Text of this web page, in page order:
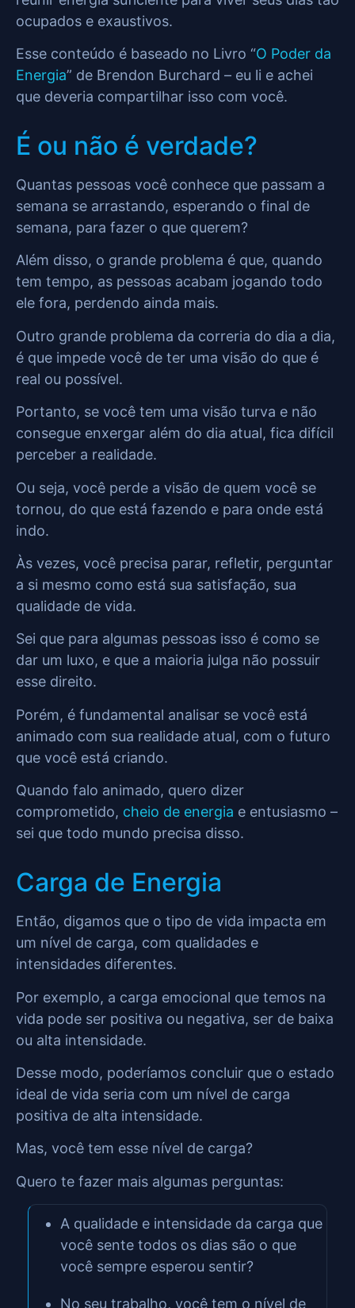
ocupados e exaustivos.
Esse conteúdo é baseado no Livro “O Poder da
Energia” de Brendon Burchard – eu li e achei
que deveria compartilhar isso com você.
É ou não é verdade?
Quantas pessoas você conhece que passam a
semana se arrastando, esperando o final de
semana, para fazer o que querem?
Além disso, o grande problema é que, quando
tem tempo, as pessoas acabam jogando todo
ele fora, perdendo ainda mais.
Outro grande problema da correria do dia a dia,
é que impede você de ter uma visão do que é
real ou possível.
Portanto, se você tem uma visão turva e não
consegue enxergar além do dia atual, fica difícil
perceber a realidade.
Ou seja, você perde a visão de quem você se
tornou, do que está fazendo e para onde está
indo.
Às vezes, você precisa parar, refletir, perguntar
a si mesmo como está sua satisfação, sua
qualidade de vida.
Sei que para algumas pessoas isso é como se
dar um luxo, e que a maioria julga não possuir
esse direito.
Porém, é fundamental analisar se você está
animado com sua realidade atual, com o futuro
que você está criando.
Quando falo animado, quero dizer
comprometido, cheio de energia e entusiasmo –
sei que todo mundo precisa disso.
Carga de Energia
Então, digamos que o tipo de vida impacta em
um nível de carga, com qualidades e
intensidades diferentes.
Por exemplo, a carga emocional que temos na
vida pode ser positiva ou negativa, ser de baixa
ou alta intensidade.
Desse modo, poderíamos concluir que o estado
ideal de vida seria com um nível de carga
positiva de alta intensidade.
Mas, você tem esse nível de carga?
Quero te fazer mais algumas perguntas:
A qualidade e intensidade da carga que
você sente todos os dias são o que
você sempre esperou sentir?
No seu trabalho, você tem o nível de